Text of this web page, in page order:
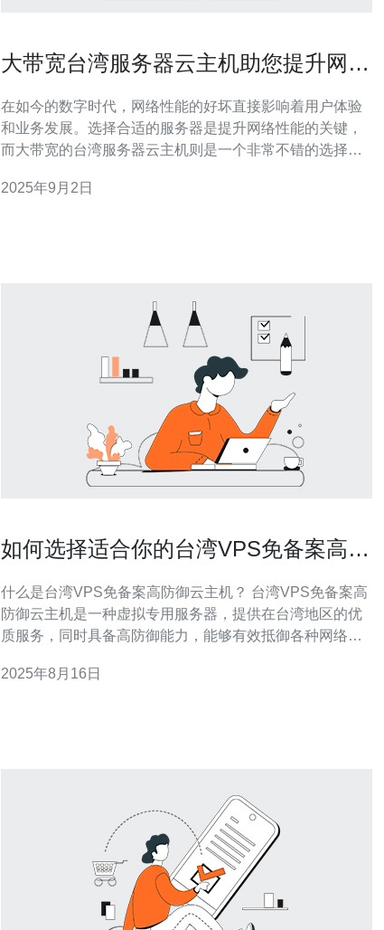
大带宽台湾服务器云主机助您提升网络
在如今的数字时代，网络性能的好坏直接影响着用户体验
和业务发展。选择合适的服务器是提升网络性能的关键，
而大带宽的台湾服务器云主机则是一个非常不错的选择。
带宽台湾服务器云主机来提升网络性能。 1. 了解大带宽台
2025年9月2日
如何选择适合你的台湾VPS免备案高防
什么是台湾VPS免备案高防御云主机？ 台湾VPS免备案高
防御云主机是一种虚拟专用服务器，提供在台湾地区的优
质服务，同时具备高防御能力，能够有效抵御各种网络攻
可定制性，用户无需备案即可使用，适合需要快速部署的
2025年8月16日